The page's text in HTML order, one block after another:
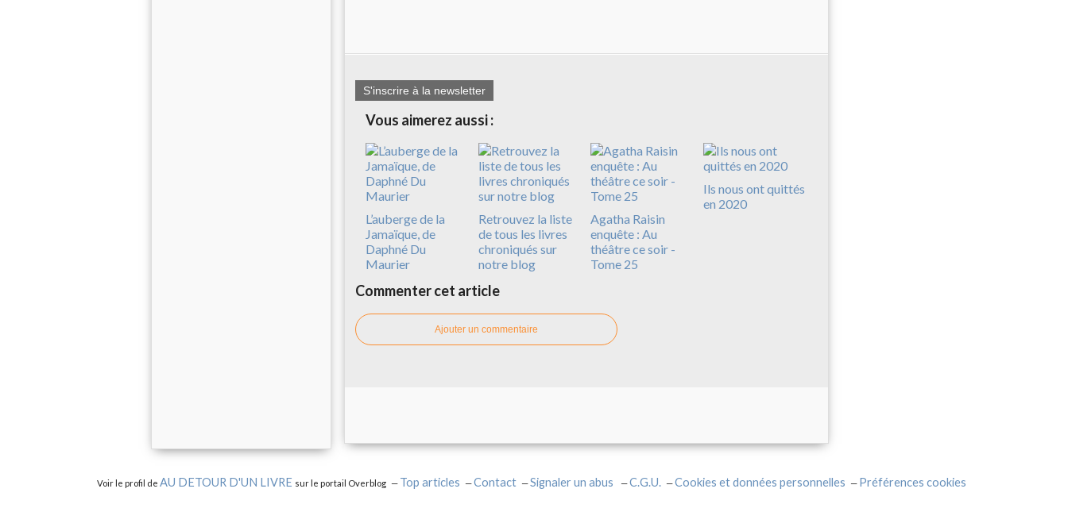
S'inscrire à la newsletter
Vous aimerez aussi :
L’auberge de la
Jamaïque, de
Daphné Du
Maurier
Retrouvez la liste
de tous les livres
chroniqués sur
notre blog
Agatha Raisin
enquête : Au
théâtre ce soir -
Tome 25
Ils nous ont quittés
en 2020
Commenter cet article
Ajouter un commentaire
Voir le profil de AU DETOUR D'UN LIVRE sur le portail Overblog Top articles Contact Signaler un abus C.G.U. Cookies et données personnelles Préférences cookies